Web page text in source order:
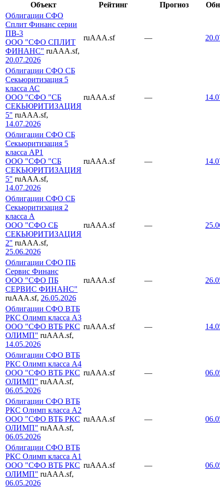
Объект
Рейтинг Прогноз
Облигации СФО
Сплит Финанс серии
ПВ-3
ООО "СФО СПЛИТ
ФИНАНС" ruAAA.sf,
20.07.2026
ruAAA.sf —
Облигации СФО СБ
Секьюритизация 5
класса АС
ООО "СФО "СБ
СЕКЬЮРИТИЗАЦИЯ
5" ruAAA.sf,
14.07.2026
ruAAA.sf —
Облигации СФО СБ
Секьюритизация 5
класса AP1
ООО "СФО "СБ
СЕКЬЮРИТИЗАЦИЯ
5" ruAAA.sf,
14.07.2026
ruAAA.sf —
Облигации СФО СБ
Секьюритизация 2
класса А
ООО "СФО СБ
СЕКЬЮРИТИЗАЦИЯ
2" ruAAA.sf,
25.06.2026
ruAAA.sf —
Облигации СФО ПБ
Сервис Финанс
ООО "СФО ПБ
СЕРВИС ФИНАНС"
ruAAA.sf, 26.05.2026
ruAAA.sf —
Облигации СФО ВТБ
РКС Олимп класса А3
ООО "СФО ВТБ РКС
ОЛИМП" ruAAA.sf,
14.05.2026
ruAAA.sf —
Облигации СФО ВТБ
РКС Олимп класса А4
ООО "СФО ВТБ РКС
ОЛИМП" ruAAA.sf,
06.05.2026
ruAAA.sf —
Облигации СФО ВТБ
РКС Олимп класса А2
ООО "СФО ВТБ РКС
ОЛИМП" ruAAA.sf,
06.05.2026
ruAAA.sf —
Облигации СФО ВТБ
РКС Олимп класса А1
ООО "СФО ВТБ РКС
ОЛИМП" ruAAA.sf,
06.05.2026
ruAAA.sf —